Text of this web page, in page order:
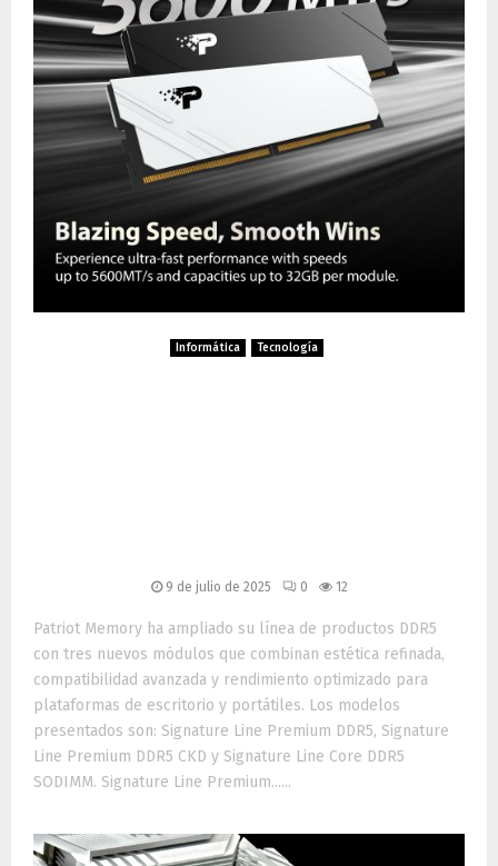
Informática Tecnología
9 de julio de 2025 0 12
Patriot Memory ha ampliado su línea de productos DDR5
con tres nuevos módulos que combinan estética refinada,
compatibilidad avanzada y rendimiento optimizado para
plataformas de escritorio y portátiles. Los modelos
presentados son: Signature Line Premium DDR5, Signature
Line Premium DDR5 CKD y Signature Line Core DDR5
SODIMM. Signature Line Premium......